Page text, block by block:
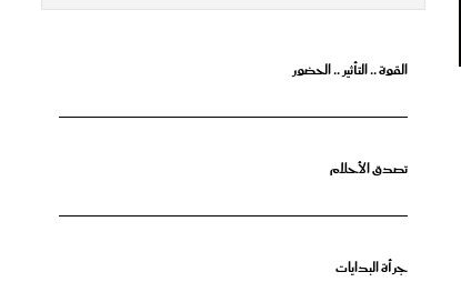
القوة .. التأثير .. الحضور
تصدق الأحلام
جرأة البدايات